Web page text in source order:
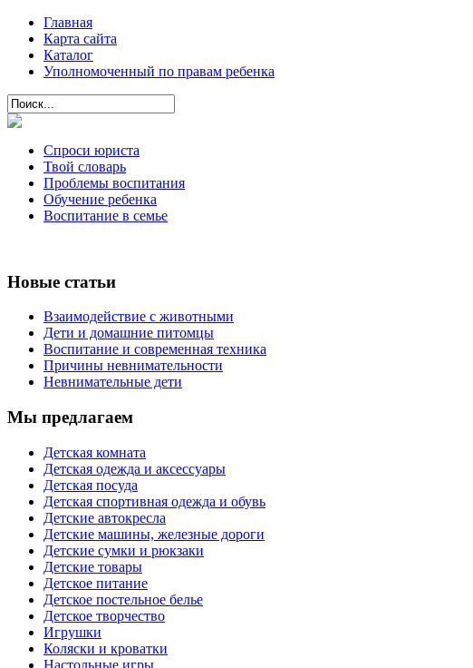
Главная
Карта сайта
Каталог
Уполномоченный по правам ребенка
Спроси юриста
Твой словарь
Проблемы воспитания
Обучение ребенка
Воспитание в семье
Новые статьи
Взаимодействие с животными
Дети и домашние питомцы
Воспитание и современная техника
Причины невнимательности
Невнимательные дети
Мы предлагаем
Детская комната
Детская одежда и аксессуары
Детская посуда
Детская спортивная одежда и обувь
Детские автокресла
Детские машины, железные дороги
Детские сумки и рюкзаки
Детские товары
Детское питание
Детское постельное белье
Детское творчество
Игрушки
Коляски и кроватки
Настольные игры